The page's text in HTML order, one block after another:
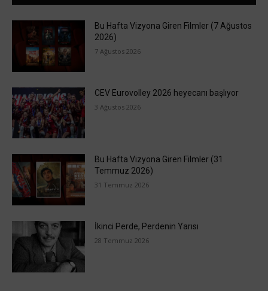
Bu Hafta Vizyona Giren Filmler (7 Ağustos
2026)
7 Ağustos 2026
CEV Eurovolley 2026 heyecanı başlıyor
3 Ağustos 2026
Bu Hafta Vizyona Giren Filmler (31
Temmuz 2026)
31 Temmuz 2026
İkinci Perde, Perdenin Yarısı
28 Temmuz 2026